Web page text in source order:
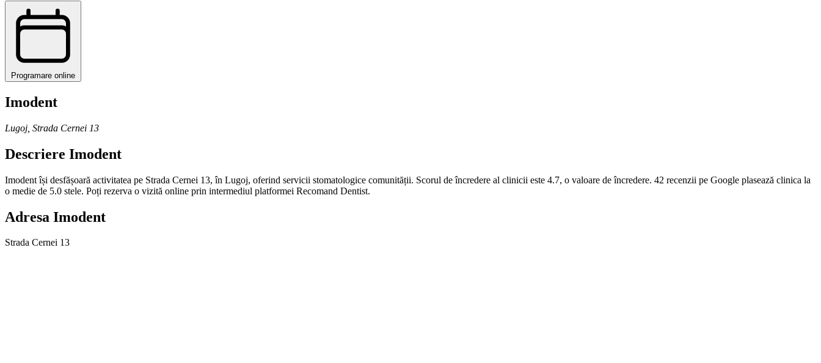
Programare online
Imodent
Lugoj Strada Cernei 13
Descriere Imodent
Imodent își desfășoară activitatea pe Strada Cernei 13, în Lugoj, oferind servicii stomatologice comunității. Scorul de încredere al clinicii este 4.7, o valoare de încredere. 42 recenzii pe Google plasează clinica la
o medie de 5.0 stele. Poți rezerva o vizită online prin intermediul platformei Recomand Dentist.
Adresa Imodent
Strada Cernei 13